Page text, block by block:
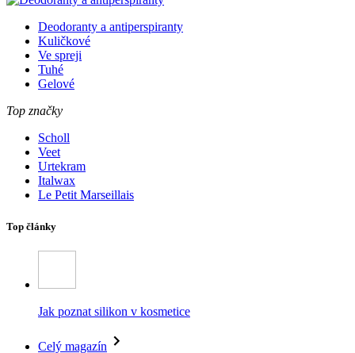
Deodoranty a antiperspiranty
Kuličkové
Ve spreji
Tuhé
Gelové
Top značky
Scholl
Veet
Urtekram
Italwax
Le Petit Marseillais
Top články
Jak poznat silikon v kosmetice
Celý magazín